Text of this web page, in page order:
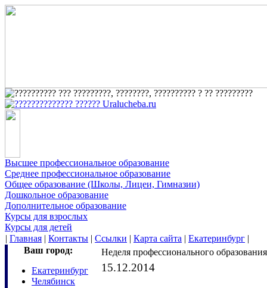
Высшее профессиональное образование
Среднее профессиональное образование
Общее образование (Школы, Лицеи, Гимназии)
Дошкольное образование
Дополнительное образование
Курсы для взрослых
Курсы для детей
| Главная | Контакты | Ссылки | Карта сайта | Екатеринбург |
Ваш город:
Екатеринбург
Челябинск
Неделя профессионального образования
15.12.2014